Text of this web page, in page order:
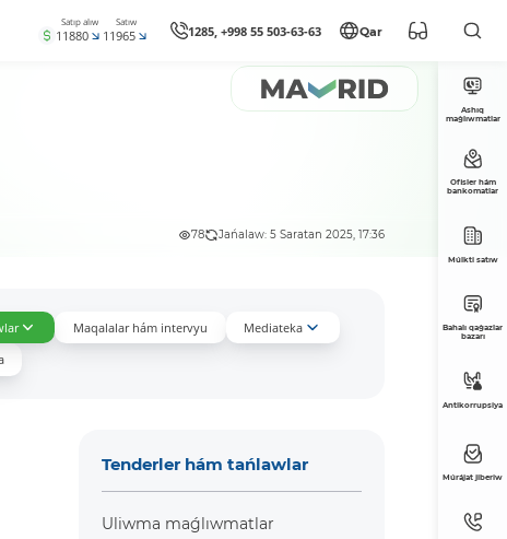
Satıp alıw
11880
Satıw
11965 1285, +998 55 503-63-63 Qar
78 Jańalaw: 5 Saratan 2025, 17:36
Maqalalar hám intervyu
Mediateka
Tenderler hám tańlawlar
Uliwma maǵlıwmatlar
Ashıq
maǵlıwmatlar
Ofisler hám
bankomatlar
Múlkti satıw
Bahalı qaǵazlar
bazarı
Antikorrupsiya
Múrájat jiberiw